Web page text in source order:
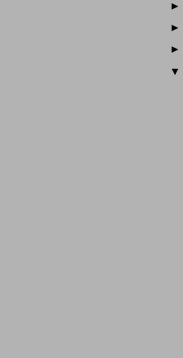
►
►
►
▼